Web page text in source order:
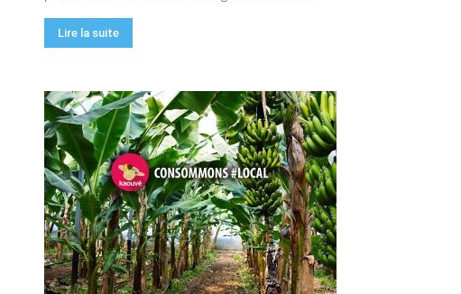
Lire la suite